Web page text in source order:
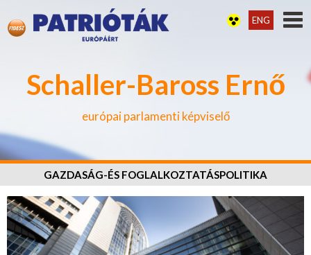
Schaller-Baross Ernő
európai parlamenti képviselő
ENG
GAZDASÁG-ÉS FOGLALKOZTATÁSPOLITIKA